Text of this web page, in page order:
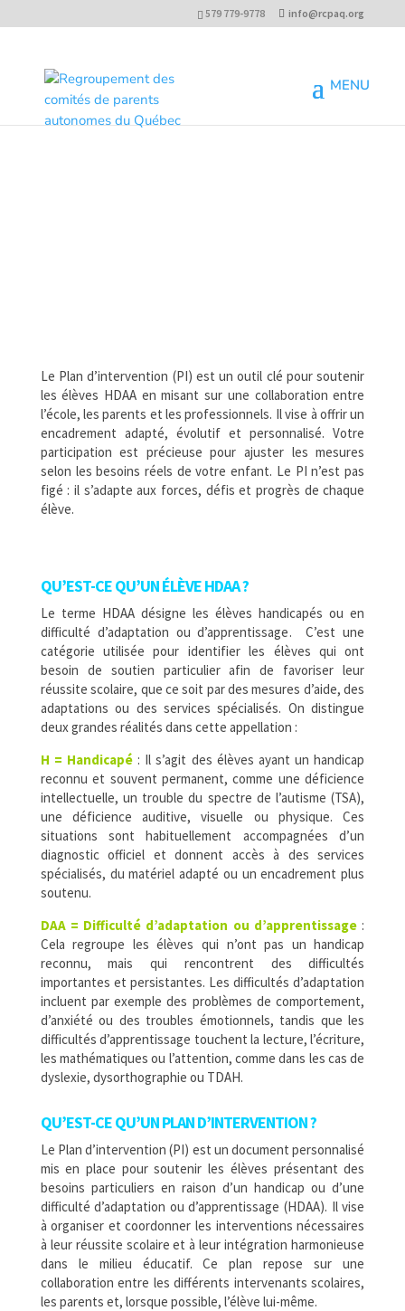
579 779-9778 info@rcpaq.org
Le Plan d’intervention (PI) est un outil clé pour soutenir
les élèves HDAA en misant sur une collaboration entre
l’école, les parents et les professionnels. Il vise à offrir un
encadrement adapté, évolutif et personnalisé. Votre
participation est précieuse pour ajuster les mesures
selon les besoins réels de votre enfant. Le PI n’est pas
figé : il s’adapte aux forces, défis et progrès de chaque
élève.
QU’EST-CE QU’UN ÉLÈVE HDAA ?
Le terme HDAA désigne les élèveshandicapés ou en
difficulté d’adaptation ou d’apprentissage. C’est une
catégorie utilisée pour identifier les élèves qui ont
besoin de soutien particulier afin de favoriser leur
réussite scolaire, que ce soit par des mesures d’aide, des
adaptations ou des services spécialisés. On distingue
deux grandes réalités dans cette appellation :
H = Handicapé : Il s’agit des élèves ayant un handicap
reconnu et souvent permanent, comme une déficience
intellectuelle, un trouble du spectre de l’autisme (TSA),
une déficience auditive, visuelle ou physique. Ces
situations sont habituellement accompagnées d’un
diagnostic officiel et donnent accès à des services
spécialisés, du matériel adapté ou un encadrement plus
soutenu.
DAA = Difficulté d’adaptation ou d’apprentissage:
Cela regroupe les élèves qui n’ont pas un handicap
reconnu, mais qui rencontrent des difficultés
importantes et persistantes. Les difficultés d’adaptation
incluent par exemple des problèmes de comportement,
d’anxiété ou des troubles émotionnels, tandis que les
difficultés d’apprentissage touchent la lecture, l’écriture,
les mathématiques ou l’attention, comme dans les cas de
dyslexie, dysorthographie ou TDAH.
QU’EST-CE QU’UN PLAN D’INTERVENTION ?
Le Plan d’intervention (PI) est un document personnalisé
mis en place pour soutenir les élèves présentant des
besoins particuliers en raison d’un handicap ou d’une
difficulté d’adaptation ou d’apprentissage (HDAA). Il vise
à organiser et coordonner les interventions nécessaires
à leur réussite scolaire et à leur intégration harmonieuse
dans le milieu éducatif. Ce plan repose sur une
collaboration entre les différents intervenants scolaires,
les parents et, lorsque possible, l’élève lui-même.